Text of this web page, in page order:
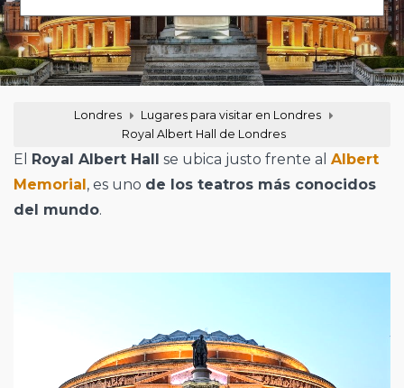
Londres
Lugares para visitar en Londres
Royal Albert Hall de Londres
El Royal Albert Hall se ubica justo frente al Albert
Memorial, es uno de los teatros más conocidos
del mundo.